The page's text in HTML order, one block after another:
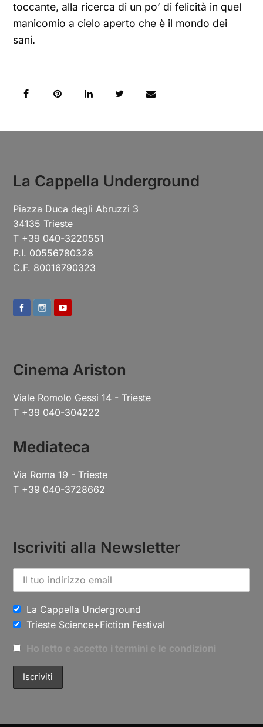
toccante, alla ricerca di un po’ di felicità in quel
manicomio a cielo aperto che è il mondo dei
sani.
La Cappella Underground
Piazza Duca degli Abruzzi 3
34135 Trieste
T +39 040-3220551
P.I. 00556780328
C.F. 80016790323
Cinema Ariston
Viale Romolo Gessi 14 - Trieste
T +39 040-304222
Mediateca
Via Roma 19 - Trieste
T +39 040-3728662
Iscriviti alla Newsletter
La Cappella Underground
Trieste Science+Fiction Festival
Ho letto e accetto i termini e le condizioni